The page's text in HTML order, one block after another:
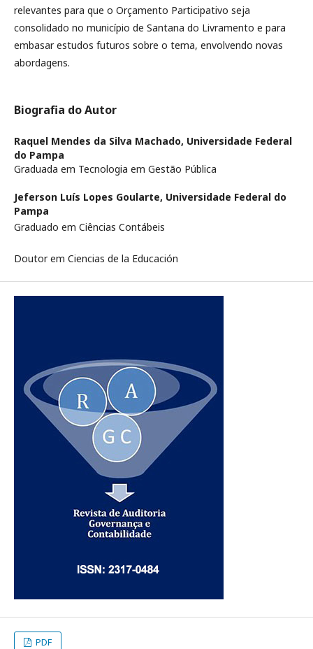
relevantes para que o Orçamento Participativo seja
consolidado no município de Santana do Livramento e para
embasar estudos futuros sobre o tema, envolvendo novas
abordagens.
Biografia do Autor
Raquel Mendes da Silva Machado, Universidade Federal
do Pampa
Graduada em Tecnologia em Gestão Pública
Jeferson Luís Lopes Goularte, Universidade Federal do
Pampa
Graduado em Ciências Contábeis
Doutor em Ciencias de la Educación
PDF